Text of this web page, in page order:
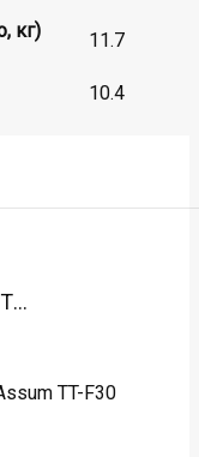
кг)
11.7
10.4
TT-F30